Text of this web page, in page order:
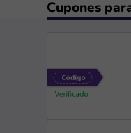
Cupones